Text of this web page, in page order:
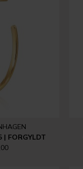
| FORGYLDT